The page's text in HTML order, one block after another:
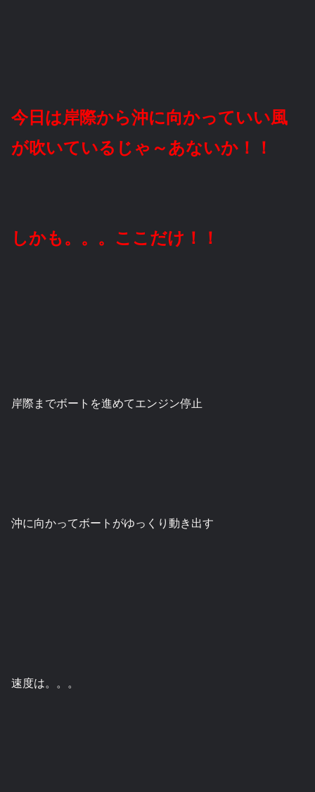
今日は岸際から沖に向かっていい風
が吹いているじゃ～あないか！！
しかも。。。ここだけ！！
岸際までボートを進めてエンジン停止
沖に向かってボートがゆっくり動き出す
速度は。。。